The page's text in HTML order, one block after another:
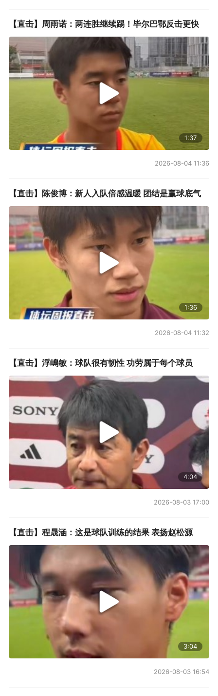
【直击】周雨诺：两连胜继续踢！毕尔巴鄂反击更快
1:37
2026-08-04 11:36
【直击】陈俊博：新人入队倍感温暖 团结是赢球底气
1:36
2026-08-04 11:32
【直击】浮嶋敏：球队很有韧性 功劳属于每个球员
4:04
2026-08-03 17:00
【直击】程晟涵：这是球队训练的结果 表扬赵松源
3:04
2026-08-03 16:54